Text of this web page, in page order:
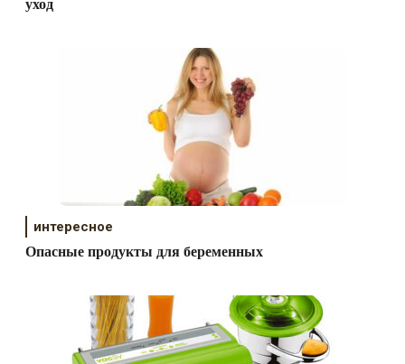
уход
интересное
Опасные продукты для беременных